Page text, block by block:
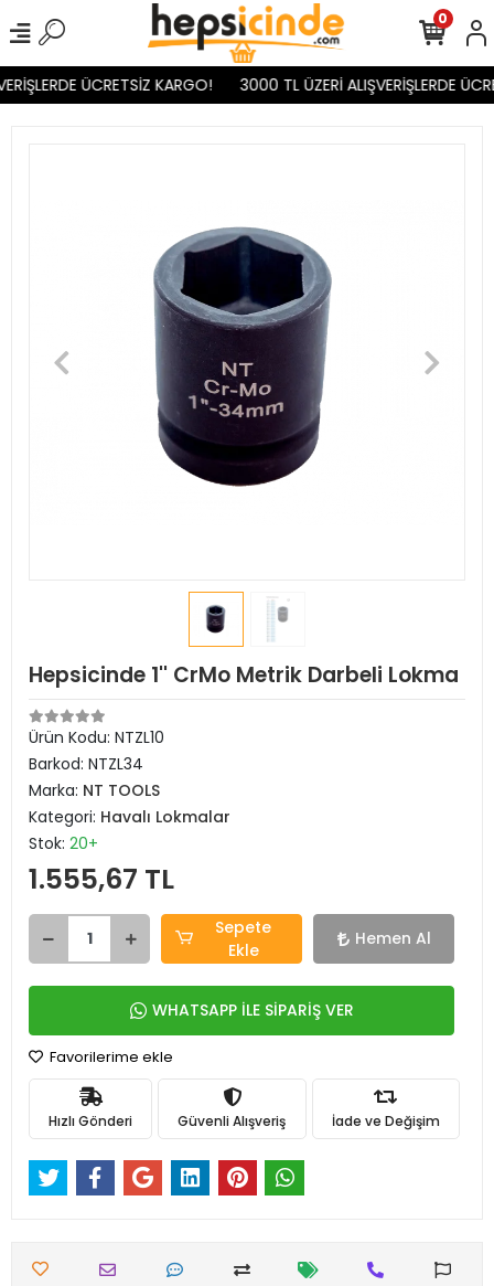
ÜCRETSİZ KARGO! 3000 TL ÜZERİ ALIŞVERİŞLERDE
0
Hepsicinde 1'' CrMo Metrik Darbeli Lokma
Ürün Kodu: NTZL10
Barkod: NTZL34
Marka: NT TOOLS
Kategori: Havalı Lokmalar
Stok: 20+
1.555,67 TL
Sepete
Ekle
Hemen Al
WHATSAPP İLE SİPARİŞ VER
Favorilerime ekle
Hızlı Gönderi Güvenli Alışveriş İade ve Değişim